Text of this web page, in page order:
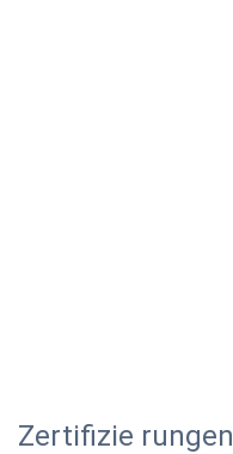
Zertifizie rungen